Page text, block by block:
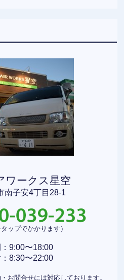
ワークス星空
南子安4丁目28-1
ップでかかります）
9:00〜18:00
8:30〜22:00
お問合せには対応しております。